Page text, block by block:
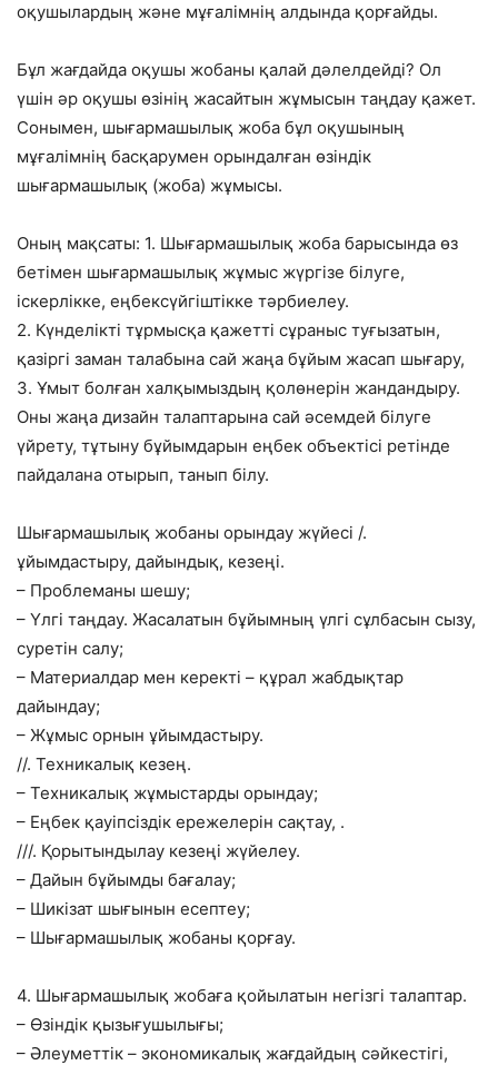
оқушылардың және мұғалімнің алдында қорғайды.
Бұл жағдайда оқушы жобаны қалай дәлелдейді? Ол
үшін әр оқушы өзінің жасайтын жұмысын таңдау қажет.
Сонымен, шығармашылық жоба бұл оқушының
мұғалімнің басқарумен орындалған өзіндік
шығармашылық (жоба) жұмысы.
Оның мақсаты: 1. Шығармашылық жоба барысында өз
бетімен шығармашылық жұмыс жүргізе білуге,
іскерлікке, еңбексүйгіштікке тәрбиелеу.
2. Күнделікті тұрмысқа қажетті сұраныс туғызатын,
қазіргі заман талабына сай жаңа бұйым жасап шығару,
3. Ұмыт болған халқымыздың қолөнерін жандандыру.
Оны жаңа дизайн талаптарына сай әсемдей білуге
үйрету, тұтыну бұйымдарын еңбек объектісі ретінде
пайдалана отырып, танып білу.
Шығармашылық жобаны орындау жүйесі /.
ұйымдастыру, дайындық, кезеңі.
– Проблеманы шешу;
– Үлгі таңдау. Жасалатын бұйымның үлгі сұлбасын сызу,
суретін салу;
– Материалдар мен керекті – құрал жабдықтар
дайындау;
– Жұмыс орнын ұйымдастыру.
//. Техникалық кезең.
– Техникалық жұмыстарды орындау;
– Еңбек қауіпсіздік ережелерін сақтау, .
///. Қорытындылау кезеңі жүйелеу.
– Дайын бұйымды бағалау;
– Шикізат шығынын есептеу;
– Шығармашылық жобаны қорғау.
4. Шығармашылық жобаға қойылатын негізгі талаптар.
– Өзіндік қызығушылығы;
– Әлеуметтік – экономикалық жағдайдың сәйкестігі,